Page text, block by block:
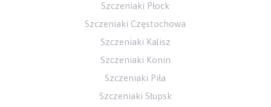
Szczeniaki Płock
Szczeniaki Częstochowa
Szczeniaki Kalisz
Szczeniaki Konin
Szczeniaki Piła
Szczeniaki Słupsk